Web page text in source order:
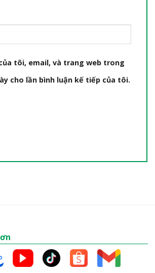
tôi, email, và trang web trong
cho lần bình luận kế tiếp của tôi.